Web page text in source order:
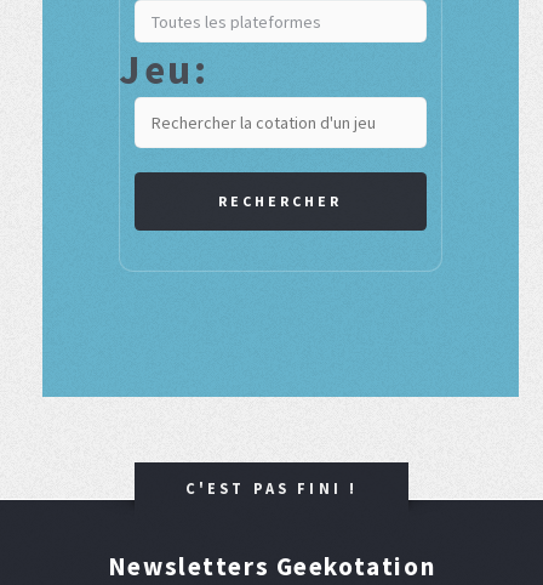
Jeu:
RECHERCHER
C'EST PAS FINI !
Newsletters Geekotation